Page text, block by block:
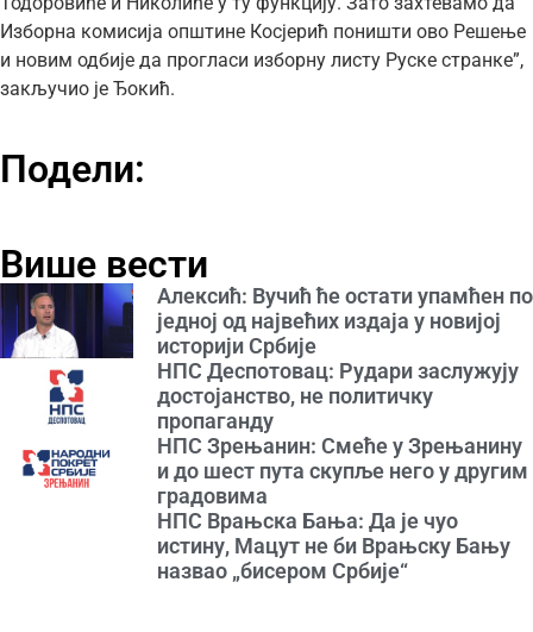
Изборна комисија општине Косјерић поништи ово Решење
и новим одбије да прогласи изборну листу Руске странке”,
закључио је Ђокић.
Подели:
Више вести
Алексић: Вучић ће остати упамћен по
једној од највећих издаја у новијој
историји Србије
НПС Деспотовац: Рудари заслужују
достојанство, не политичку
пропаганду
НПС Зрењанин: Смеће у Зрењанину
и до шест пута скупље него у другим
градовима
НПС Врањска Бања: Да је чуо
истину, Мацут не би Врањску Бању
назвао „бисером Србије“